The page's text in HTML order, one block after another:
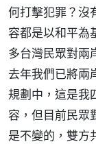
何打擊犯罪？沒
容都是以和平為
多台灣民眾對兩
去年我們已將兩
規劃中，這是我
容，但目前民眾
是不變的，雙方